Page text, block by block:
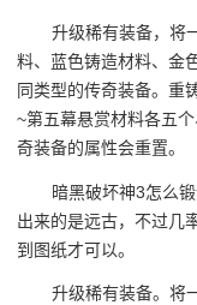
升级稀有装备，将
料、蓝色铸造材料、金
同类型的传奇装备。重
~第五幕悬赏材料各五
奇装备的属性会重置。
暗黑破坏神3怎么
出来的是远古，不过几
到图纸才可以。
升级稀有装备。将